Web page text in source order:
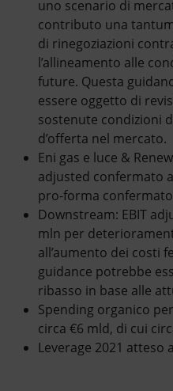
uno scenario di
contributo una
di rinegoziazioni
l’allineamento alle
future. Questa
essere oggetto di
sostenute condizioni
d’offerta nel mercato.
Eni gas e luce &
adjusted confermato
pro-forma
Downstream: EBIT
mln per
all’aumento dei costi
guidance potrebbe
ribasso in base alle
Spending organico
circa €6 mld, di cui
Leverage 2021 atteso